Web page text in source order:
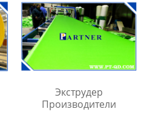
Экструдер
Производители